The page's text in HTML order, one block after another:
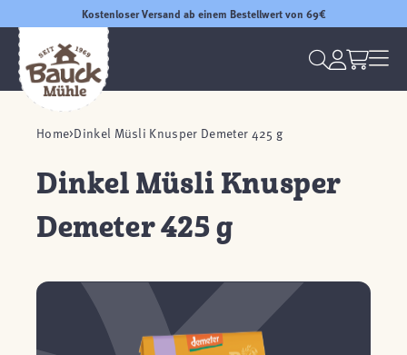
Kostenloser Versand ab einem Bestellwert von 69€
Home Dinkel Müsli Knusper Demeter 425 g
Dinkel Müsli Knusper
Demeter 425 g